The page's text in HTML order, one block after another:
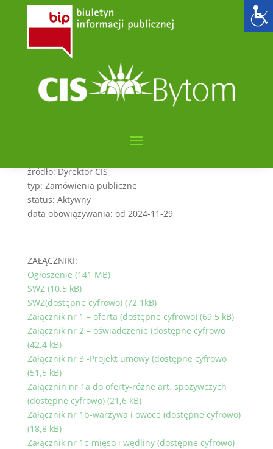
Dostawa artykułów
spożywczych
utworzone przezadmin6000| lis 29, 2024|
POSTĘPOWANIE NA PODSTAWIE PZP
sygnatura: CIS.261.6.1.2024
źródło: Dyrektor CIS
typ: Zamówienia publiczne
status: Aktywny
data obowiązywania: od 2024-11-29
ZAŁĄCZNIKI:
Ogłoszenie (141 MB)
SWZ (10,5 kB)
SWZ(dostępne cyfrowo) (72,1kB)
Załącznik nr 1 – oferta (dostępne cyfrowo) (69,5 kB)
Załącznik nr 2 – oświadczenie (dostępne cyfrowo
(42,4 kB)
Załącznik nr 3 -Projekt umowy (dostępne cyfrowo
(51,5 kB)
Załącznin nr 1a do oferty-różne art. spożywczych
(dostępne cyfrowo) (21,6 kB)
Załącznik nr 1b-warzywa i owoce (dostępne cyfrowo)
(18,8 kB)
Załącznik nr 1c-mięso i wędliny (dostępne cyfrowo)